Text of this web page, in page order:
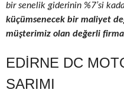
bir senelik giderinin %7’si
küçümsenecek bir maliyet
müşterimiz olan değerli
EDIRNE DC
SARIMI